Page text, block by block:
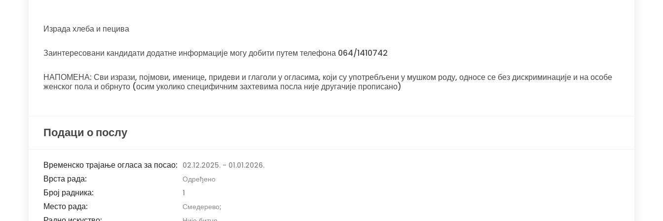
Израда хлеба и пецива
Заинтересовани кандидати додатне информације могу добити путем телефона 064/1410742
НАПОМЕНА: Сви изрази, појмови, именице, придеви и глаголи у огласима, који су употребљени у мушком роду, односе се без дискриминације и на особе
женског пола и обрнуто (осим уколико специфичним захтевима посла није другачије прописано)
Подаци о послу
Временско трајање огласа за посао: 02.12.2025. - 01.01.2026.
Врста рада: Одређено
Број радника: 1
Место рада: Смедерево;